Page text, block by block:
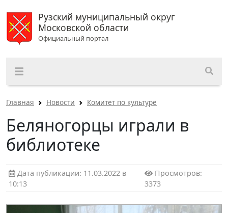
Рузский муниципальный округ
Московской области
Официальный портал
Главная Новости Комитет по культуре
Беляногорцы играли в
библиотеке
Дата публикации: 11.03.2022 в
10:13
Просмотров:
3373